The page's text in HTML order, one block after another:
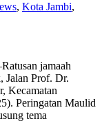
, Kota Jambi,
jamaah
Jalan Prof. Dr.
Kecamatan
Peringatan Maulid
tema